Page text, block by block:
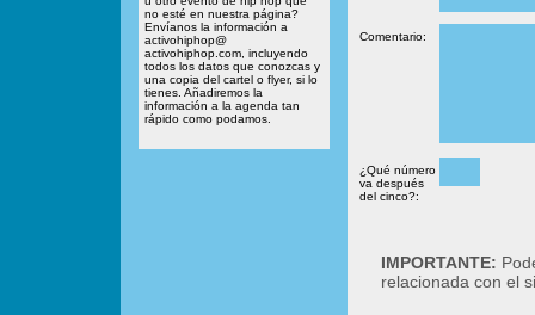
no esté en nuestra página?
Envíanos la información a
activohiphop@
activohiphop.com, incluyendo
todos los datos que conozcas y
una copia del cartel o flyer, si lo
tienes. Añadiremos la
información a la agenda tan
rápido como podamos.
Comentario:
¿Qué número
va después
del cinco?:
IMPORTANTE:
relacionada con el